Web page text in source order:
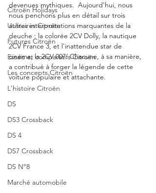
Citroën Holidays
Utilitaires Citroën
Futures Citroën
Essais et comparatifs Citroën
Les concepts Citroën
L'histoire Citroën
DS
DS3 Crossback
DS 4
DS7 Crossback
DS N°8
Marché automobile
devenues mythiques.  Aujourd'hui, nous
nous penchons plus en détail sur trois
autres interprétations marquantes de la
deuche : la colorée 2CV Dolly, la nautique
2CV France 3, et l'inattendue star de
cinéma, la 2CV 007. Chacune, à sa manière,
a contribué à forger la légende de cette
voiture populaire et attachante.